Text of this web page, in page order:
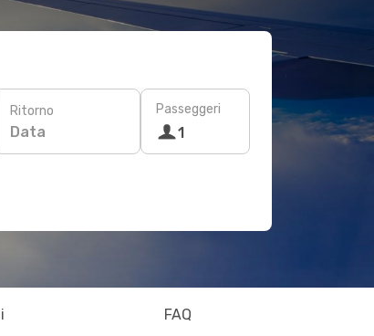
Ritorno
Data
Passeggeri
1
FAQ